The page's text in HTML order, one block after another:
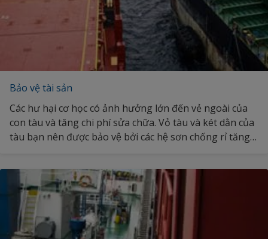
Bảo vệ tài sản
Các hư hại cơ học có ảnh hưởng lớn đến vẻ ngoài của
con tàu và tăng chi phí sửa chữa. Vỏ tàu và két dằn của
tàu bạn nên được bảo vệ bởi các hệ sơn chống rỉ tăng
của chúng tôi giúp tăng cường bảo vệ tàu.